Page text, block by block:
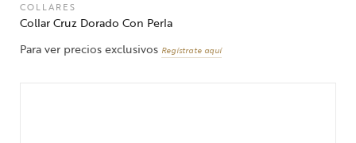
COLLARES
Collar Cruz Dorado Con Perla
Para ver precios exclusivos Regístrate aquí